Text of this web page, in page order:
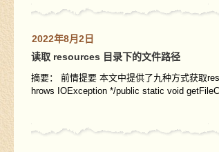
2022年8月2日
读取 resources 目录下的文件路径
摘要： 前情提要 本文中提供了九种方式获取
hrows IOException */public static void